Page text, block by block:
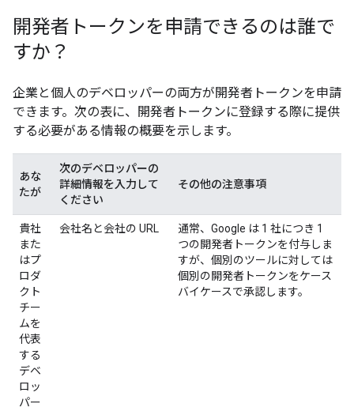
開発者トークンを申請できるのは誰で
すか？
企業と個人のデベロッパーの両方が開発者トークンを申請
できます。次の表に、開発者トークンに登録する際に提供
する必要がある情報の概要を示します。
あな
たが
次のデベロッパーの
詳細情報を入力して
ください
その他の注意事項
貴社
また
はプ
ロダ
クト
チー
ムを
代表
する
デベ
ロッ
パー
会社名と会社の URL
通常、Google は 1 社につき 1
つの開発者トークンを付与しま
すが、個別のツールに対しては
個別の開発者トークンをケース
バイケースで承認します。